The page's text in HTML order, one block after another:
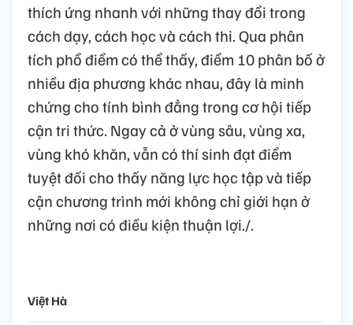
thích ứng nhanh với những thay đổi trong
cách dạy, cách học và cách thi. Qua phân
tích phổ điểm có thể thấy, điểm 10 phân bố ở
nhiều địa phương khác nhau, đây là minh
chứng cho tính bình đẳng trong cơ hội tiếp
cận tri thức. Ngay cả ở vùng sâu, vùng xa,
vùng khó khăn, vẫn có thí sinh đạt điểm
tuyệt đối cho thấy năng lực học tập và tiếp
cận chương trình mới không chỉ giới hạn ở
những nơi có điều kiện thuận lợi./.
Việt Hà